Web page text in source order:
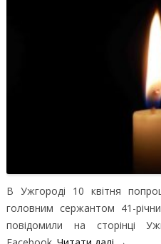
В Ужгороді 10 квітня
головним сержантом 41-
повідомили на сторінці